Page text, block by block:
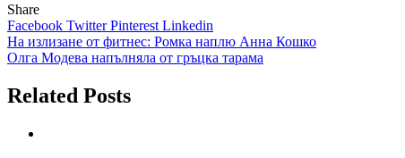
Share
Facebook TwitterPinterest Linkedin
Навигация
На излизане от фитнес: Ромка наплю Анна Кошко
Олга Модева напълняла от гръцка тарама
Related Posts